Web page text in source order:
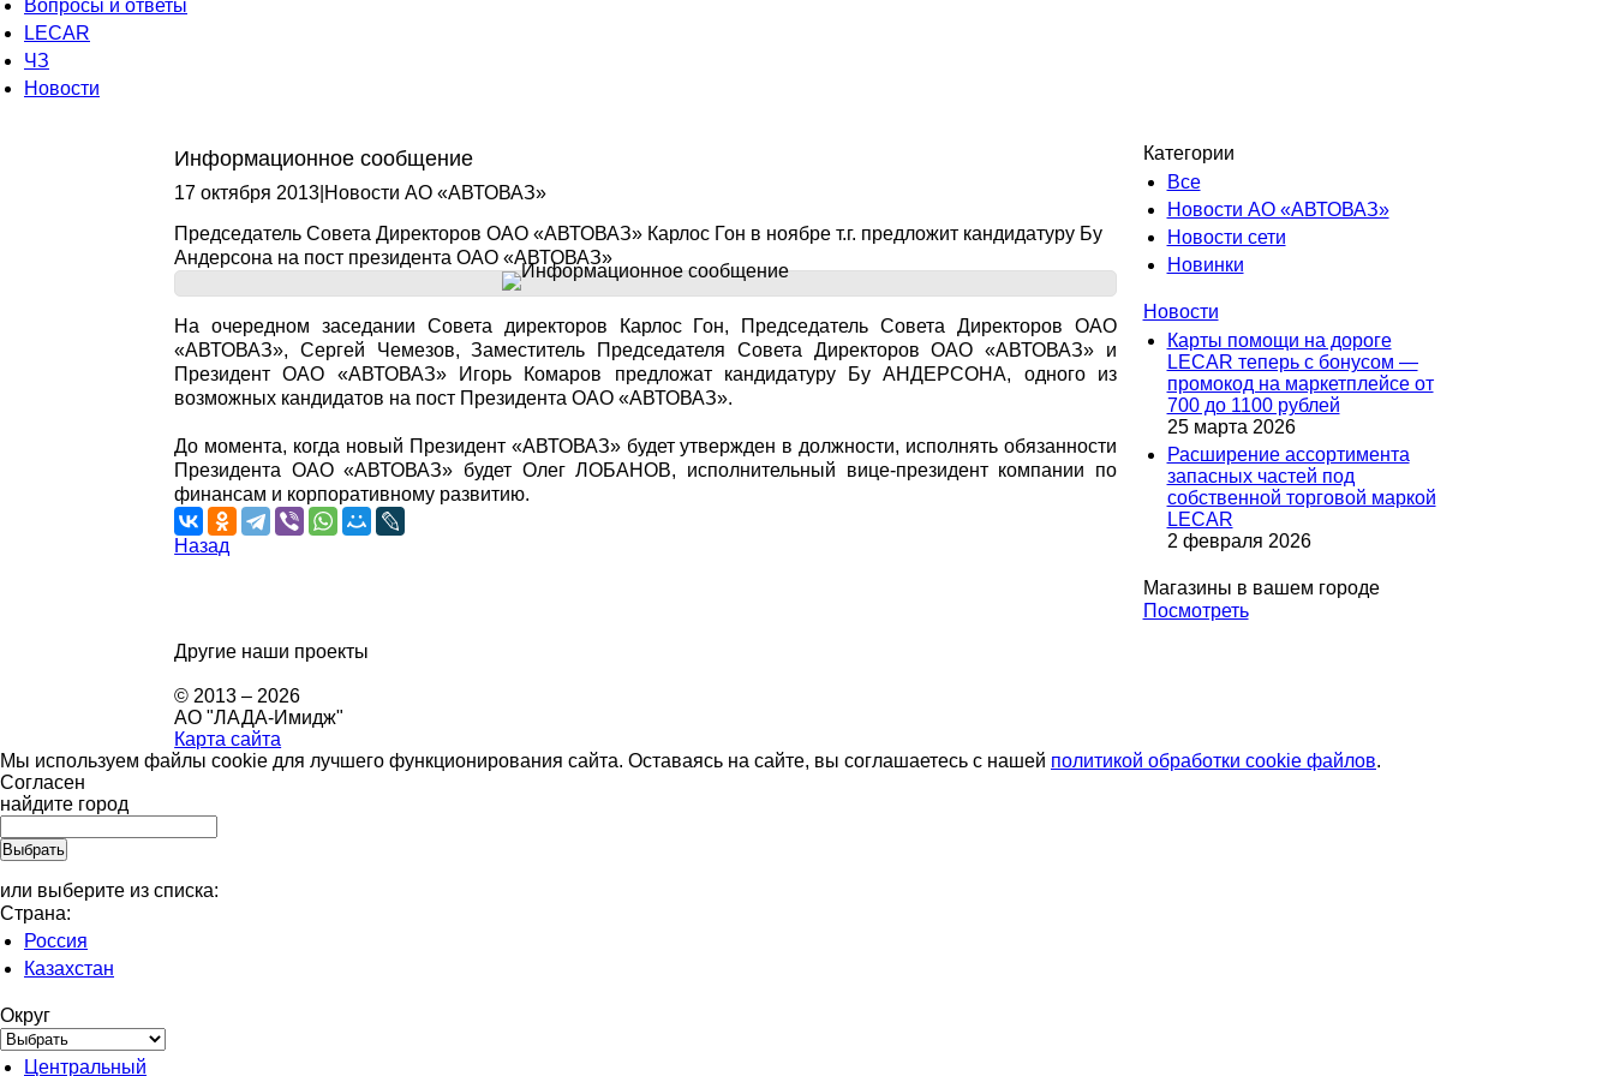
Вопросы и ответы
LECAR
ЧЗ
Новости
Информационное сообщение
17 октября 2013 Новости АО «АВТОВАЗ»
Председатель Совета Директоров ОАО «АВТОВАЗ» Карлос Гон в ноябре т.г. предложит кандидатуру Бу
Андерсона на пост президента ОАО «АВТОВАЗ»
На очередном заседании Совета директоров Карлос Гон, Председатель Совета Директоров ОАО
«АВТОВАЗ», Сергей Чемезов, Заместитель Председателя Совета Директоров ОАО «АВТОВАЗ» и
Президент ОАО «АВТОВАЗ» Игорь Комаров предложат кандидатуру Бу АНДЕРСОНА, одного из
возможных кандидатов на пост Президента ОАО «АВТОВАЗ».
До момента, когда новый Президент «АВТОВАЗ» будет утвержден в должности, исполнять обязанности
Президента ОАО «АВТОВАЗ» будет Олег ЛОБАНОВ, исполнительный вице-президент компании по
финансам и корпоративному развитию.
Назад
Категории
Все
Новости АО «АВТОВАЗ»
Новости сети
Новинки
Новости
Карты помощи на дороге
LECAR теперь с бонусом —
промокод на маркетплейсе от
700 до 1100 рублей
25 марта 2026
Расширение ассортимента
запасных частей под
собственной торговой маркой
LECAR
2 февраля 2026
Магазины в вашем городе
Посмотреть
Другие наши проекты
© 2013 – 2026
АО "ЛАДА-Имидж"
Карта сайта
Мы используем файлы cookie для лучшего функционирования сайта. Оставаясь на сайте, вы соглашаетесь с нашей политикой обработки cookie файлов.
Согласен
найдите город
или выберите из списка:
Страна:
Россия
Казахстан
Округ
Центральный